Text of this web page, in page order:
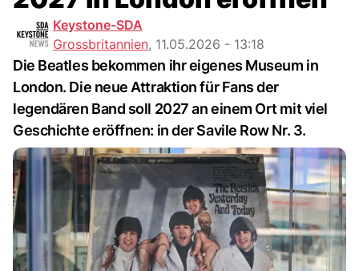
Keystone-SDA
Grossbritannien, 11.05.2026 - 13:18
Die Beatles bekommen ihr eigenes Museum in
London. Die neue Attraktion für Fans der
legendären Band soll 2027 an einem Ort mit viel
Geschichte eröffnen: in der Savile Row Nr. 3.